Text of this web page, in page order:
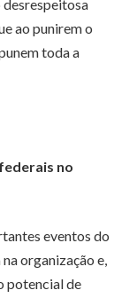
desrespeitosa
ao punirem o
toda a
no
eventos do
organização e,
potencial de